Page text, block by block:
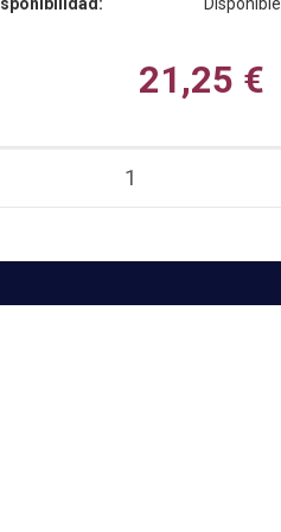
21,25 €